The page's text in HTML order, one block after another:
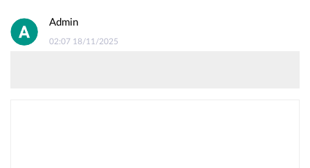
Admin
02:07 18/11/2025